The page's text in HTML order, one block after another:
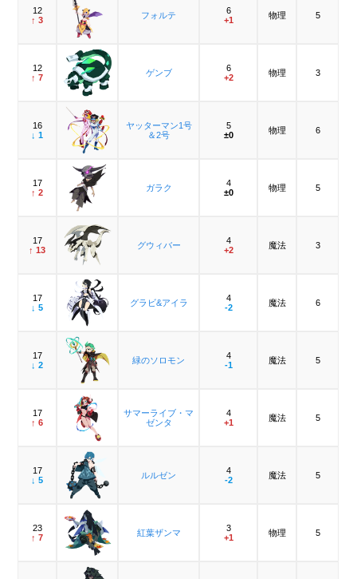
12
↑ 3
フォルテ
6
+1
物理 5
12
↑ 7
ゲンブ
6
+2
物理 3
16
↓ 1
ヤッターマン1号
＆2号
5
±0
物理 6
17
↑ 2
ガラク
4
±0
物理 5
17
↑ 13
グウィバー
4
+2
魔法 3
17
↓ 5
グラビ&アイラ
4
-2
魔法 6
17
↓ 2
緑のソロモン
4
-1
魔法 5
17
↑ 6
サマーライブ・マ
ゼンタ
4
+1
魔法 5
17
↓ 5
ルルゼン
4
-2
魔法 5
23
↑ 7
紅葉ザンマ
3
+1
物理 5